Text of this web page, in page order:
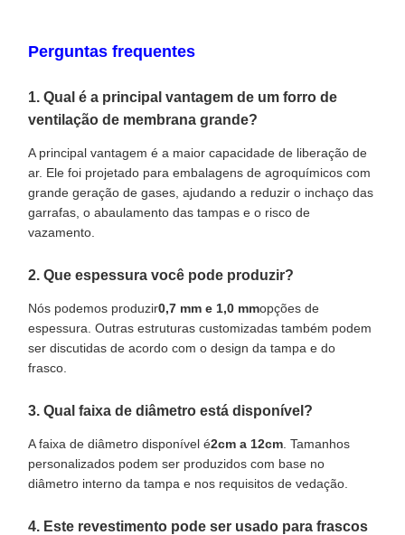
Perguntas frequentes
1. Qual é a principal vantagem de um forro de
ventilação de membrana grande?
A principal vantagem é a maior capacidade de liberação de
ar. Ele foi projetado para embalagens de agroquímicos com
grande geração de gases, ajudando a reduzir o inchaço das
garrafas, o abaulamento das tampas e o risco de
vazamento.
2. Que espessura você pode produzir?
Nós podemos produzir0,7 mm e 1,0 mmopções de
espessura. Outras estruturas customizadas também podem
ser discutidas de acordo com o design da tampa e do
frasco.
3. Qual faixa de diâmetro está disponível?
A faixa de diâmetro disponível é2cm a 12cm . Tamanhos
personalizados podem ser produzidos com base no
diâmetro interno da tampa e nos requisitos de vedação.
4. Este revestimento pode ser usado para frascos